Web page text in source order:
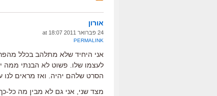
אורון
24 פברואר 2011 at 18:07
PERMALINK
אני היחיד שלא מתלהב בכלל
לעצמו שלו. פשוט לא הבנתי ממה
הסרט שלהם יהיה. ואז מראים לנו
מצד שני, אני גם לא מבין מה כל-